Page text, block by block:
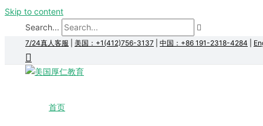
Skip to content
Search...
7/24真人客服 美国：+1(412)756-3137 中国：+86 191-2318-4284
首页